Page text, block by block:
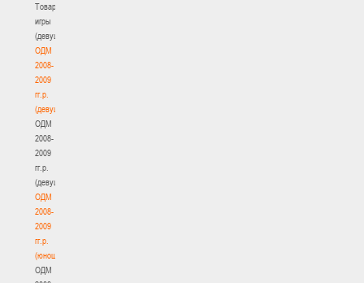
Товарищеские
игры
(девушки)
ОДМ
2008-
2009
гг.р.
(девушки)
ОДМ
2008-
2009
гг.р.
(девушки)
ОДМ
2008-
2009
гг.р.
(юноши)
ОДМ